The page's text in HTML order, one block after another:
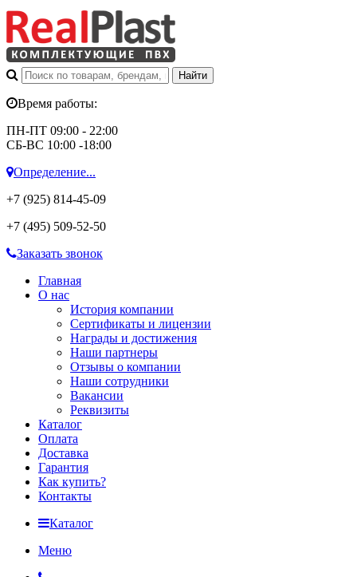
Время работы:
ПН-ПТ 09:00 - 22:00
СБ-ВС 10:00 -18:00
Определение...
+7 (925) 814-45-09
+7 (495) 509-52-50
Заказать звонок
Главная
О нас
История компании
Сертификаты и лицензии
Награды и достижения
Наши партнеры
Отзывы о компании
Наши сотрудники
Вакансии
Реквизиты
Каталог
Оплата
Доставка
Гарантия
Как купить?
Контакты
Каталог
Меню